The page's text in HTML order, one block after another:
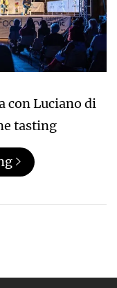
con Luciano di
tasting